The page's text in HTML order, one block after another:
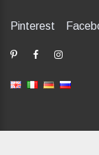
Pinterest